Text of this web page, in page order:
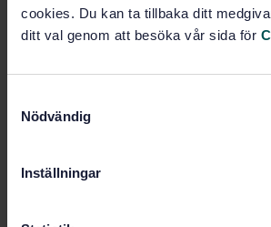
cookies. Du kan ta tillbaka ditt
ditt val genom att besöka vår sida för
Nödvändig
Inställningar
Internationell titel:Safety
resistance to chain saw
17249:2004/Amd 1:2007)
Artikelnummer:STD-58180
Fastställd:
Tillägg till: